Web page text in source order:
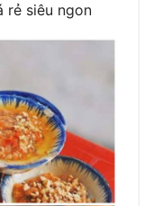
rẻ siêu ngon